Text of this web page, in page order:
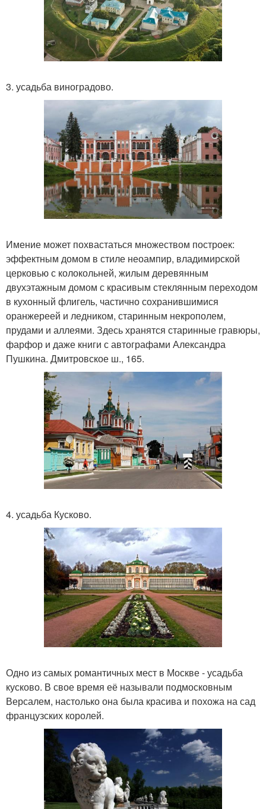
3. усадьба виноградово.
Имение может похвастаться множеством построек:
эффектным домом в стиле неоампир, владимирской
церковью с колокольней, жилым деревянным
двухэтажным домом с красивым стеклянным переходом
в кухонный флигель, частично сохранившимися
оранжереей и ледником, старинным некрополем,
прудами и аллеями. Здесь хранятся старинные гравюры,
фарфор и даже книги с автографами Александра
Пушкина. Дмитровское ш., 165.
4. усадьба Кусково.
Одно из самых романтичных мест в Москве - усадьба
кусково. В свое время её называли подмосковным
Версалем, настолько она была красива и похожа на сад
французских королей.